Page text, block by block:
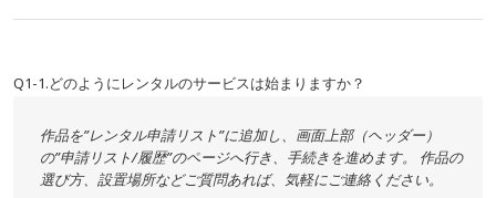
Q1-1.どのようにレンタルのサービスは始まりますか？
作品を”レンタル申請リスト”に追加し、画面上部（ヘッダー）
の”申請リスト/履歴”のページへ行き、手続きを進めます。 作品の
選び方、設置場所などご質問あれば、気軽にご連絡ください。